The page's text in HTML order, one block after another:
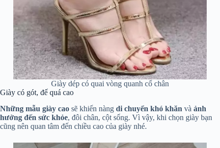
Giày dép có quai vòng quanh cổ chân
Giày có gót, đế quá cao
Những mẫu giày cao sẽ khiến nàng di chuyển khó khăn và ảnh
hưởng đến sức khỏe, đôi chân, cột sống. Vì vậy, khi chọn giày bạn
cũng nên quan tâm đến chiều cao của giày nhé.